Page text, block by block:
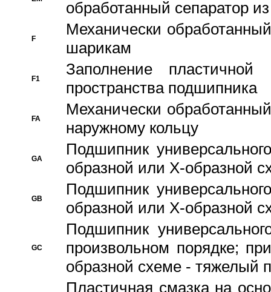
обработанный сепаратор
F
Механически
шарикам
F1
Заполнение
пространства подшипника
FA
Механически
наружному кольцу
GA
Подшипник
образной или Х-образной
GB
Подшипник
образной или Х-образной
GC
Подшипник
произвольном порядке;
образной схеме - тяжелый
Пластичная смазка на